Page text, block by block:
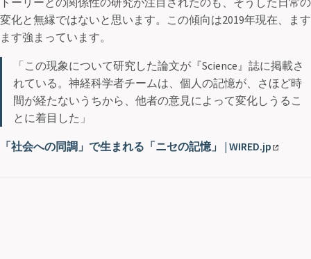
変化と無縁ではないと思います。この傾向は2019年現在、ます
ます強まっています。
「この現象について研究した論文が『Science』誌に掲載さ
れている。神経科学者チームは、個人の記憶が、さほど時
間が経たないうちから、他者の意見によって変化しうるこ
とに着目した」
「社会への同調」で生まれる「ニセの記憶」 | WIRED.jp